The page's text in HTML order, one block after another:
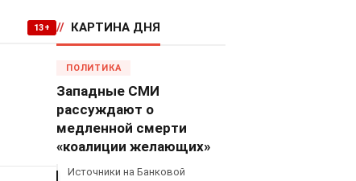
13+ // КАРТИНА ДНЯ
ПОЛИТИКА
Западные СМИ
рассуждают о
медленной смерти
«коалиции желающих»
Источники на Банковой